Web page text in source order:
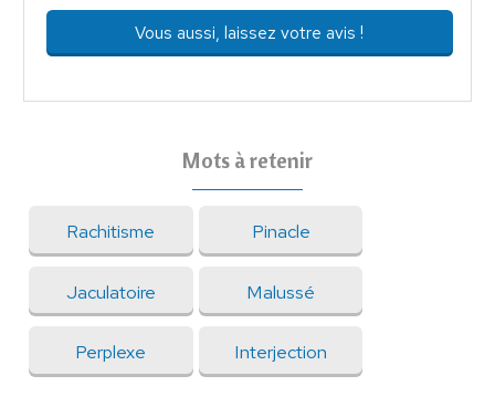
Vous aussi, laissez votre avis !
Mots à retenir
Rachitisme Pinacle
Jaculatoire Malussé
Perplexe Interjection